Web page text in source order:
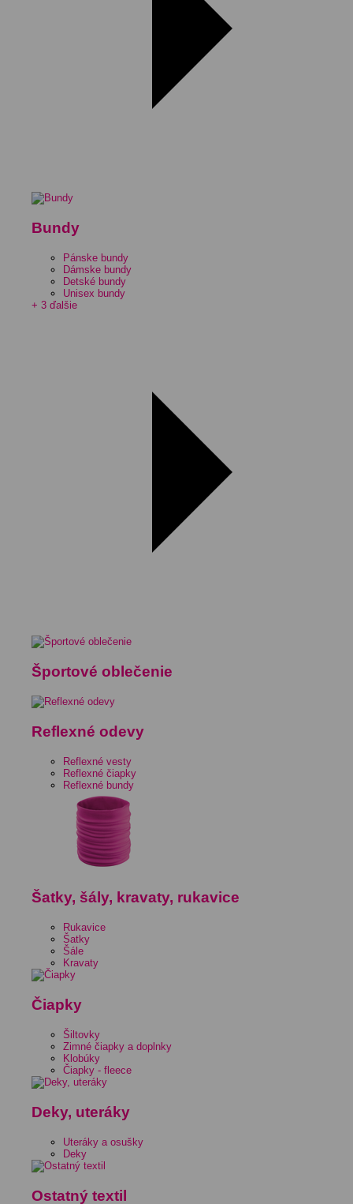
Bundy
Pánske bundy
Dámske bundy
Detské bundy
Unisex bundy
+ 3 ďalšie
Športové oblečenie
Reflexné odevy
Reflexné vesty
Reflexné čiapky
Reflexné bundy
Šatky, šály, kravaty, rukavice
Rukavice
Šatky
Šále
Kravaty
Čiapky
Šiltovky
Zimné čiapky a doplnky
Klobúky
Čiapky - fleece
Deky, uteráky
Uteráky a osušky
Deky
Ostatný textil